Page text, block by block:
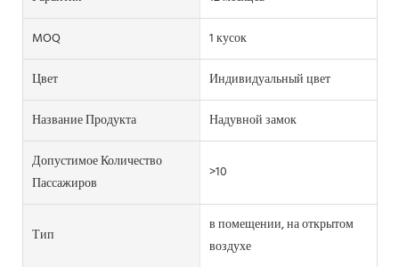
MOQ
1 кусок
Цвет
Индивидуальный цвет
Название Продукта
Надувной замок
Допустимое Количество
Пассажиров
>10
Тип
в помещении, на открытом
воздухе